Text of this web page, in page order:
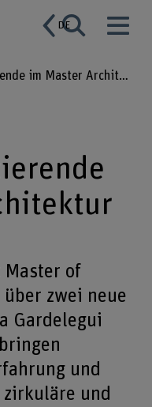
DE
Neue Gastdozierende im Master Architektur
Master of
zwei neue
Gardelegui
und
und